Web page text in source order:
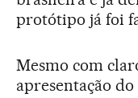
protótipo já foi
Mesmo com
apresentação